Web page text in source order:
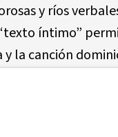
y ríos
íntimo”
la canción